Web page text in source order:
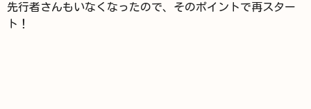
先行者さんもいなくなったので、そのポイントで再スター
ト！